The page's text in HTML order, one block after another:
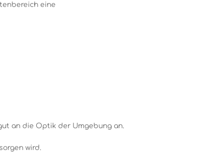
eine
an die Optik der Umgebung an.
wird.